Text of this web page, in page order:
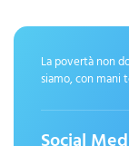
La povertà non
siamo, con mani